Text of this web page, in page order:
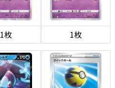
1枚 1枚